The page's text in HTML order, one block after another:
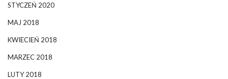
STYCZEŃ 2020
MAJ 2018
KWIECIEŃ 2018
MARZEC 2018
LUTY 2018